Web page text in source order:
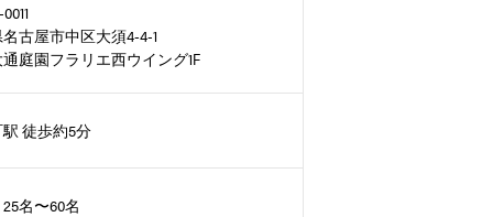
古屋市中区大須4-4-1
庭園フラリエ西ウイング1F
徒歩約5分
名〜60名